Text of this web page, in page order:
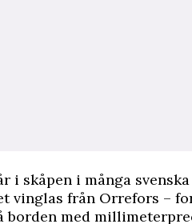
i skåpen i många
vinglas från Orrefors –
borden med